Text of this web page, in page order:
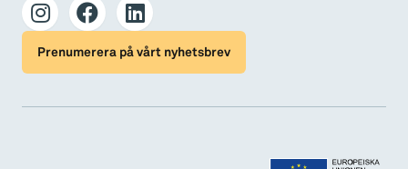
Prenumerera på vårt nyhetsbrev